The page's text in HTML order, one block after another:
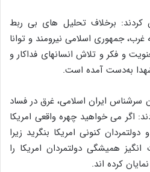
کردند: برخلاف تحلیل های بی ربط
جمهوری اسلامی نیرومند و توانا
و فکر و تلاش انسانهای فداکار و
به‌دست آمده است.
سرشناس ایران اسلامی، غرق در فساد
اگر می خواهید چهره واقعی امریکا
کنونی امریکا بنگرید زیرا
همیشگی دولتمردان امریکا را
کرده اند.